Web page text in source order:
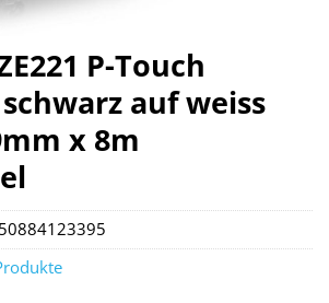
P-Touch
auf weiss
x 8m